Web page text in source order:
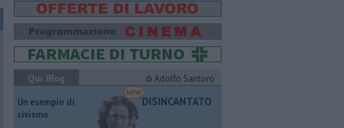
Qui Blog
di Adolfo Santoro
​Un esempio di
civismo
DISINCANTATO